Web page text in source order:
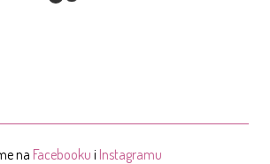
na Facebooku i Instagramu